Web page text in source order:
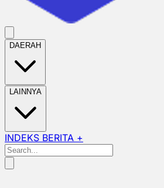
DAERAH
LAINNYA
INDEKS BERITA +